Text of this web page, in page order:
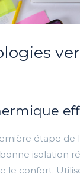
étape de
isolation
le confort.